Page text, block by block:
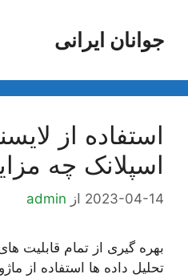
محتواجوانان ایرانی
استفاده از
اسپلانک چه
2023-04-14 از admin
بهره گیری از تمام قابلیت
تحلیل داده ها استفاده از